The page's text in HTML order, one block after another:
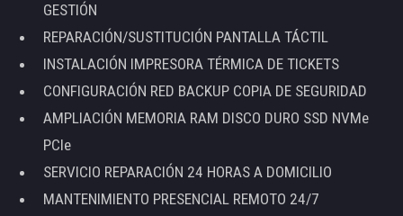
GESTIÓN
REPARACIÓN/SUSTITUCIÓN PANTALLA TÁCTIL
INSTALACIÓN IMPRESORA TÉRMICA DE TICKETS
CONFIGURACIÓN RED BACKUP COPIA DE SEGURIDAD
AMPLIACIÓN MEMORIA RAM DISCO DURO SSD NVMe
PCIe
SERVICIO REPARACIÓN 24 HORAS A DOMICILIO
MANTENIMIENTO PRESENCIAL REMOTO 24/7